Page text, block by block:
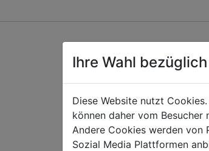
Das
Ihre Wahl
Diese Website nutzt
können daher vom Besucher
Andere Cookies werden von
Sozial Media Plattformen